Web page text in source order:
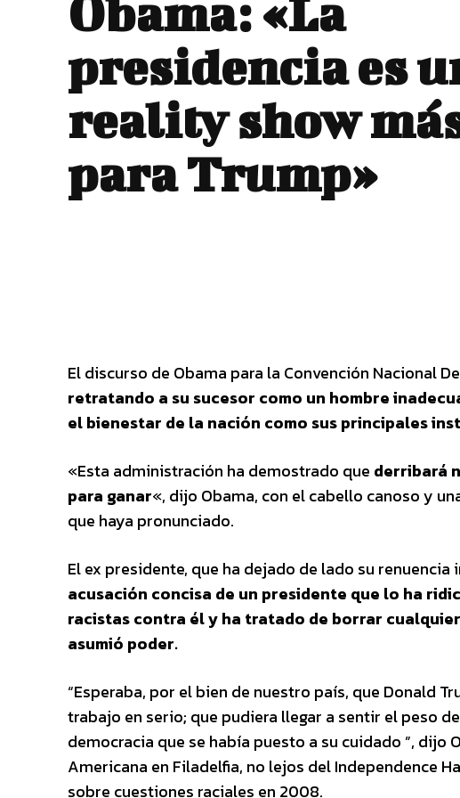
Obama: «La
presidencia es
reality show
para Trump»
El discurso de Obama para la Convención Nacional
retratando a su sucesor como un hombre
el bienestar de la nación como sus principales
«Esta administración ha demostrado que derribará
para ganar«, dijo Obama, con el cabello canoso y
que haya pronunciado.
El ex presidente, que ha dejado de lado su
acusación concisa de un presidente que lo ha
racistas contra él y ha tratado de borrar
asumió poder.
“Esperaba, por el bien de nuestro país, que Donald
trabajo en serio; que pudiera llegar a sentir el peso
democracia que se había puesto a su cuidado ”, dijo
Americana en Filadelfia, no lejos del Independence
sobre cuestiones raciales en 2008.